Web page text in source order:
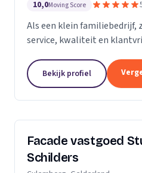
10,0Moving Score
Als een klein familiebedrijf,
service, kwaliteit en
eigenaren als zakelijke
Bekijk profiel
Facade vastgoed
Schilders